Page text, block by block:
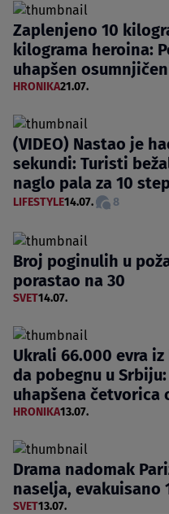
Zaplenjeno 10
kilograma heroina:
uhapšen
HRONIKA21.07.
(VIDEO) Nastao je
sekundi: Turisti
naglo pala za 10
LIFESTYLE14.07. 8
Broj poginulih u
porastao na 30
SVET14.07.
Ukrali 66.000 evra
da pobegnu u
uhapšena četvorica
HRONIKA13.07.
Drama nadomak
naselja, evakuisano
SVET13.07.